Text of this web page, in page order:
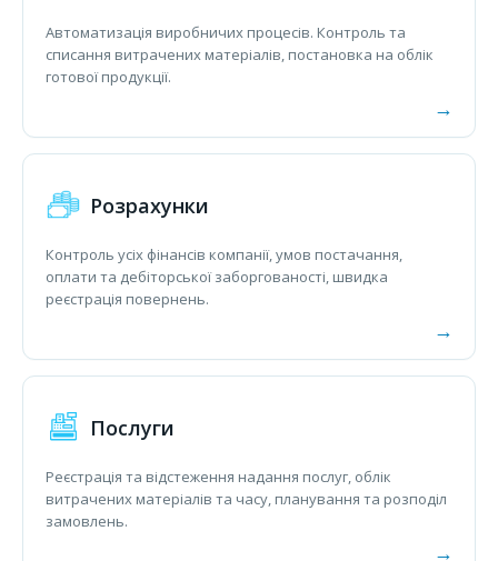
Автоматизація виробничих процесів. Контроль та
списання витрачених матеріалів, постановка на облік
готової продукції.
Розрахунки
Контроль усіх фінансів компанії, умов постачання,
оплати та дебіторської заборгованості, швидка
реєстрація повернень.
Послуги
Реєстрація та відстеження надання послуг, облік
витрачених матеріалів та часу, планування та розподіл
замовлень.